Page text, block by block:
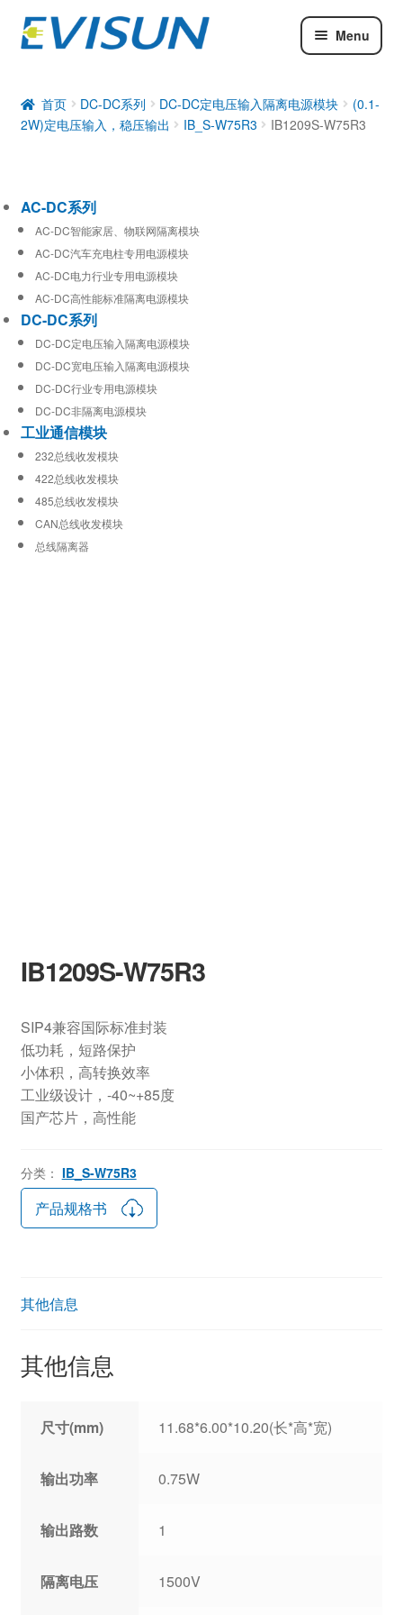
Menu
DC-DC系列
工业通信模块
首页 DC-DC系列 DC-DC定电压输入隔离电源模块
(0.1-
2W)定电压输入，稳压输出
IB_S-W75R3 IB1209S-W75R3
IB1209S-W75R3
SIP4兼容国际标准封装
低功耗，短路保护
小体积，高转换效率
工业级设计，-40~+85度
国产芯片，高性能
分类： IB_S-W75R3
产品规格书
其他信息
其他信息
尺寸(mm) 11.68*6.00*10.20(长*高*宽)
输出功率 0.75W
输出路数 1
隔离电压 1500V
AC-DC系列
AC-DC智能家居、物联网隔离模块
AC-DC汽车充电柱专用电源模块
AC-DC电力行业专用电源模块
AC-DC高性能标准隔离电源模块
DC-DC系列
DC-DC定电压输入隔离电源模块
DC-DC宽电压输入隔离电源模块
DC-DC行业专用电源模块
DC-DC非隔离电源模块
工业通信模块
232总线收发模块
422总线收发模块
485总线收发模块
CAN总线收发模块
总线隔离器